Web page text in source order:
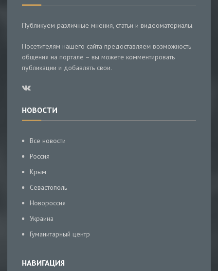
Публикуем различные мнения, статьи и видеоматериалы.
Посетителям нашего сайта предоставляем возможность
общения на портале – вы можете комментировать
публикации и добавлять свои.
НОВОСТИ
Все новости
Россия
Крым
Севастополь
Новороссия
Украина
Гуманитарный центр
НАВИГАЦИЯ